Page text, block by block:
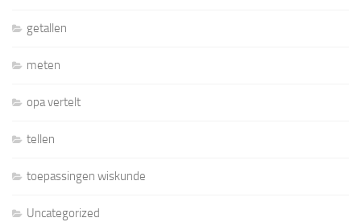
getallen
meten
opa vertelt
tellen
toepassingen wiskunde
Uncategorized